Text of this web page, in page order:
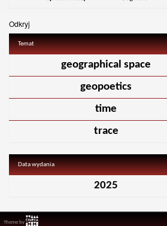
Odkryj
Temat
geographical space
geopoetics
time
trace
Data wydania
2025
Theme by